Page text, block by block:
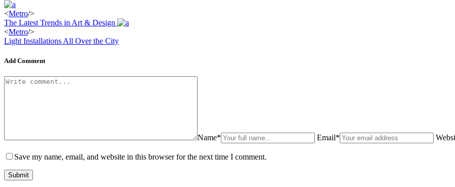
<Metro/>
The Latest Trends in Art & Design
<Metro/>
Light Installations All Over the City
Add Comment
Name* Email*
Save my name, email, and website in this browser for the next time I comment.